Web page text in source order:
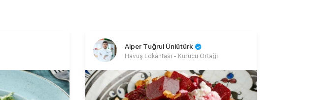
Alper Tuğrul Ünlütürk
Havuş Lokantası - Kurucu Ortağı